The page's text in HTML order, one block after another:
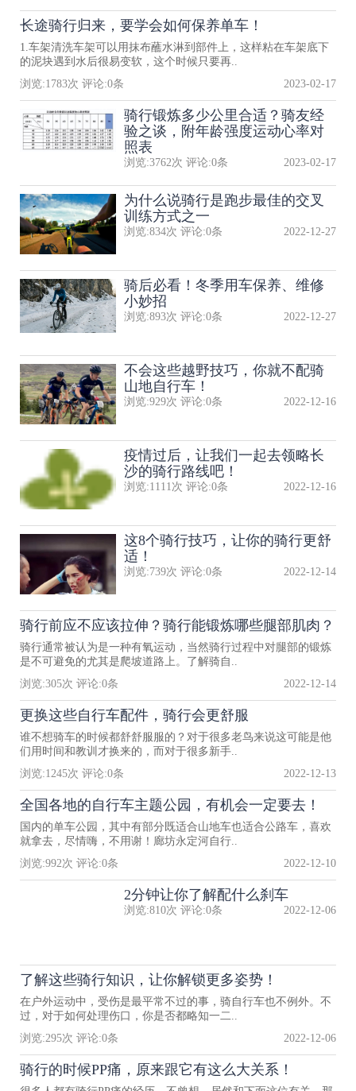
长途骑行归来，要学会如何保养单车！
1.车架清洗车架可以用抹布蘸水淋到部件上，这样粘在车架底下
的泥块遇到水后很易变软，这个时候只要再..
浏览:1783次 评论:0条 2023-02-17
骑行锻炼多少公里合适？骑友经
验之谈，附年龄强度运动心率对
照表
浏览:3762次 评论:0条 2023-02-17
为什么说骑行是跑步最佳的交叉
训练方式之一
浏览:834次 评论:0条 2022-12-27
骑后必看！冬季用车保养、维修
小妙招
浏览:893次 评论:0条 2022-12-27
不会这些越野技巧，你就不配骑
山地自行车！
浏览:929次 评论:0条 2022-12-16
疫情过后，让我们一起去领略长
沙的骑行路线吧！
浏览:1111次 评论:0条 2022-12-16
这8个骑行技巧，让你的骑行更舒
适！
浏览:739次 评论:0条 2022-12-14
骑行前应不应该拉伸？骑行能锻炼哪些腿部肌肉？
骑行通常被认为是一种有氧运动，当然骑行过程中对腿部的锻炼
是不可避免的尤其是爬坡道路上。了解骑自..
浏览:305次 评论:0条 2022-12-14
更换这些自行车配件，骑行会更舒服
谁不想骑车的时候都舒舒服服的？对于很多老鸟来说这可能是他
们用时间和教训才换来的，而对于很多新手..
浏览:1245次 评论:0条 2022-12-13
全国各地的自行车主题公园，有机会一定要去！
国内的单车公园，其中有部分既适合山地车也适合公路车，喜欢
就拿去，尽情嗨，不用谢！廊坊永定河自行..
浏览:992次 评论:0条 2022-12-10
2分钟让你了解配什么刹车
浏览:810次 评论:0条 2022-12-06
了解这些骑行知识，让你解锁更多姿势！
在户外运动中，受伤是最平常不过的事，骑自行车也不例外。不
过，对于如何处理伤口，你是否都略知一二..
浏览:295次 评论:0条 2022-12-06
骑行的时候PP痛，原来跟它有这么大关系！